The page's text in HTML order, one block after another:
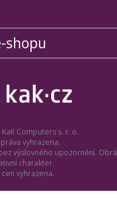
shopu
Computers s. r. o.
vyhrazena.
výslovného upozornění.
charakter.
vyhrazena.